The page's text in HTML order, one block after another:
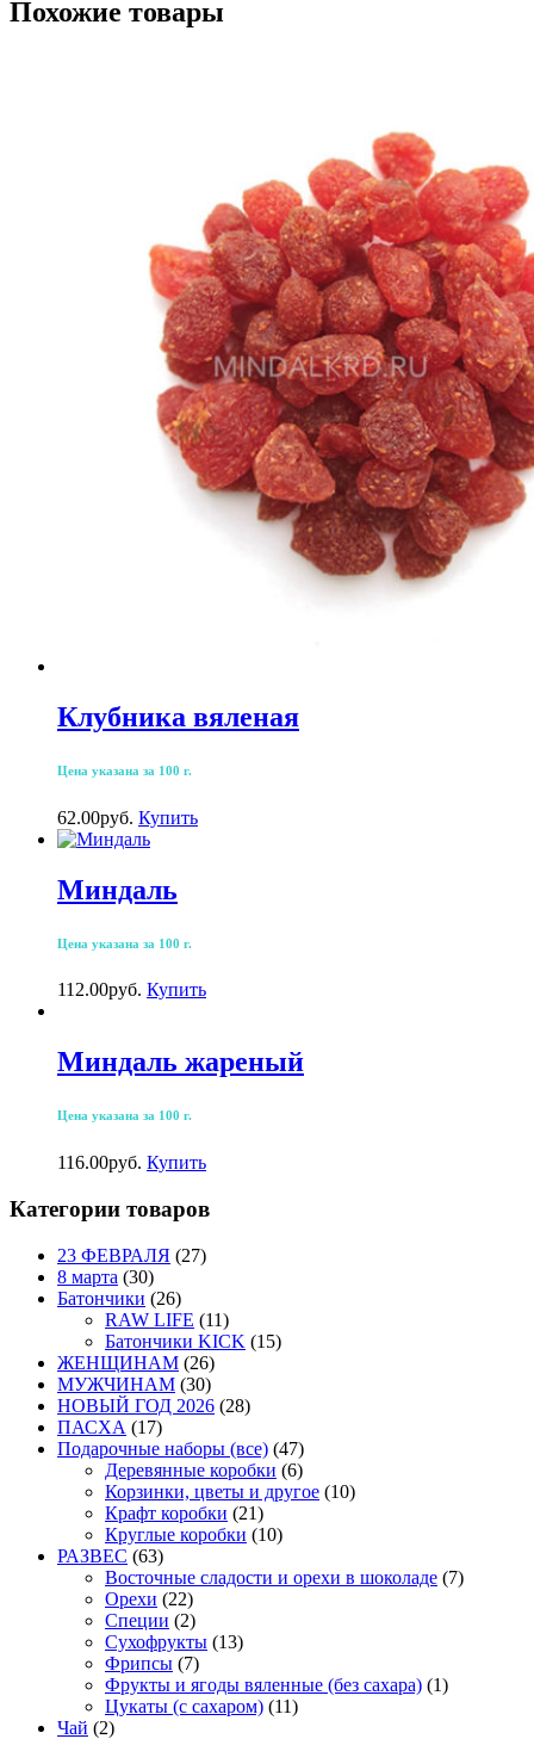
Похожие товары
Клубника вяленая
Цена указана за 100 г.
62.00руб. Купить
Миндаль
Цена указана за 100 г.
112.00руб. Купить
Миндаль жареный
Цена указана за 100 г.
116.00руб. Купить
Категории товаров
23 ФЕВРАЛЯ (27)
8 марта (30)
Батончики (26)
RAW LIFE (11)
Батончики KICK (15)
ЖЕНЩИНАМ (26)
МУЖЧИНАМ (30)
НОВЫЙ ГОД 2026 (28)
ПАСХА (17)
Подарочные наборы (все) (47)
Деревянные коробки (6)
Корзинки, цветы и другое (10)
Крафт коробки (21)
Круглые коробки (10)
РАЗВЕС (63)
Восточные сладости и орехи в шоколаде (7)
Орехи (22)
Специи (2)
Сухофрукты (13)
Фрипсы (7)
Фрукты и ягоды вяленные (без сахара) (1)
Цукаты (с сахаром) (11)
Чай (2)